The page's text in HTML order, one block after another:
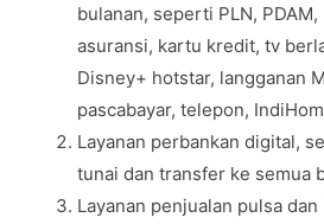
bulanan, seperti PLN,
asuransi, kartu kredit, tv
Disney+ hotstar, langganan
pascabayar, telepon,
Layanan perbankan digital,
tunai dan transfer ke semua
Layanan penjualan pulsa